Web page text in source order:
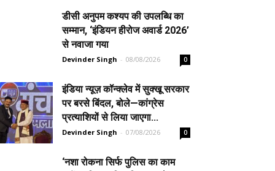
डीसी अनुपम कश्यप की उपलब्धि का
सम्मान, ‘इंडियन हीरोज अवार्ड 2026’
से नवाजा गया
Devinder Singh - 08/08/2026 0
इंडिया न्यूज़ कॉन्क्लेव में सुक्खू सरकार
पर बरसे बिंदल, बोले—कांग्रेस
प्रत्याशियों से लिया जाएगा...
Devinder Singh - 07/08/2026 0
‘नशा रोकना सिर्फ पुलिस का काम